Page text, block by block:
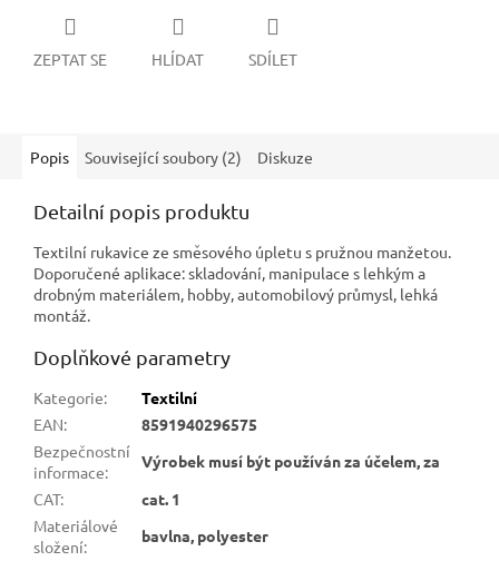
ZEPTAT SE HLÍDAT SDÍLET
Popis Související soubory (2) Diskuze
Detailní popis produktu
Textilní rukavice ze směsového úpletu s pružnou manžetou.
Doporučené aplikace: skladování, manipulace s lehkým a
drobným materiálem, hobby, automobilový průmysl, lehká
montáž.
Doplňkové parametry
Kategorie:
Textilní
EAN:
8591940296575
Bezpečnostní
informace:
Výrobek musí být používán za účelem, za
CAT:
cat. 1
Materiálové
složení:
bavlna, polyester